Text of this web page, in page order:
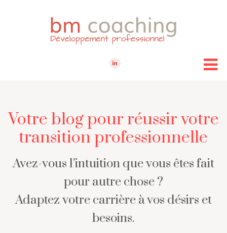
Votre blog pour réussir votre
transition professionnelle
Avez-vous l’intuition que vous êtes fait
pour autre chose ?
Adaptez votre carrière à vos désirs et
besoins.